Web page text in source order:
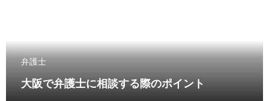
弁護士
大阪で弁護士に相談する際のポイント